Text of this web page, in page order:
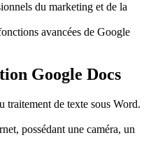
du marketing et de la
avancées de Google
Google Docs
traitement de texte sous Word.
possédant une caméra, un